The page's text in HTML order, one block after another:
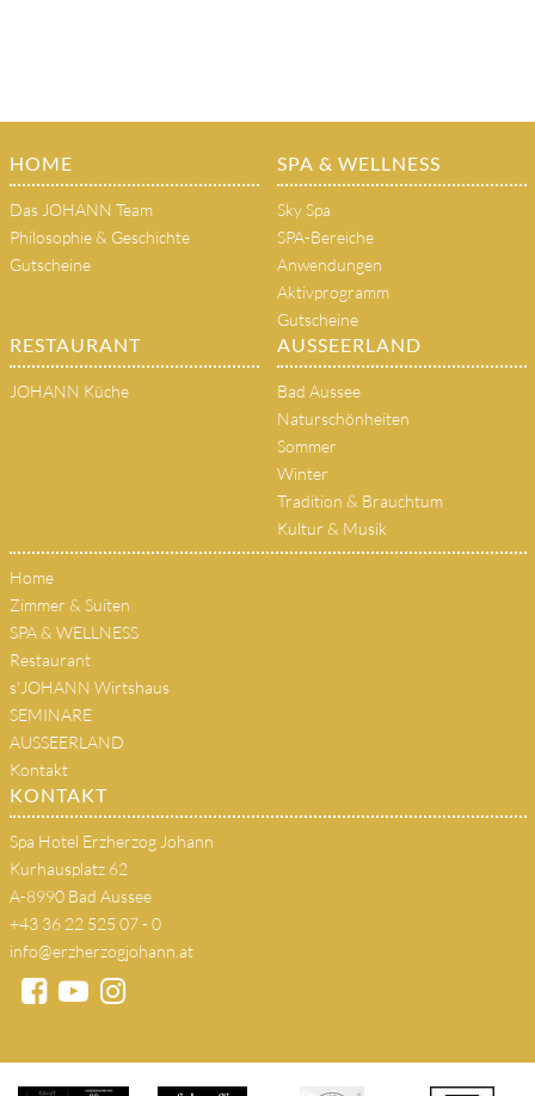
HOME
Das JOHANN Team
Philosophie & Geschichte
Gutscheine
SPA & WELLNESS
Sky Spa
SPA-Bereiche
Anwendungen
Aktivprogramm
Gutscheine
RESTAURANT
JOHANN Küche
AUSSEERLAND
Bad Aussee
Naturschönheiten
Sommer
Winter
Tradition & Brauchtum
Kultur & Musik
Home
Zimmer & Suiten
SPA & WELLNESS
Restaurant
s'JOHANN Wirtshaus
SEMINARE
AUSSEERLAND
Kontakt
KONTAKT
Spa Hotel Erzherzog Johann
Kurhausplatz 62
A-8990 Bad Aussee
+43 36 22 525 07 - 0
info@erzherzogjohann.at